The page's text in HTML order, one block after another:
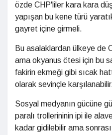
özde CHP'liler kara kara
yapışan bu kene türü
gayret içine girmeli.
Bu asalaklardan ülkeye de
ama okyanus ötesi için bu
fakirin ekmeği gibi sıcak
olarak sevinçle
Sosyal medyanın gücüne
paralı trollerininin ipi ile
kadar gidilebilir ama